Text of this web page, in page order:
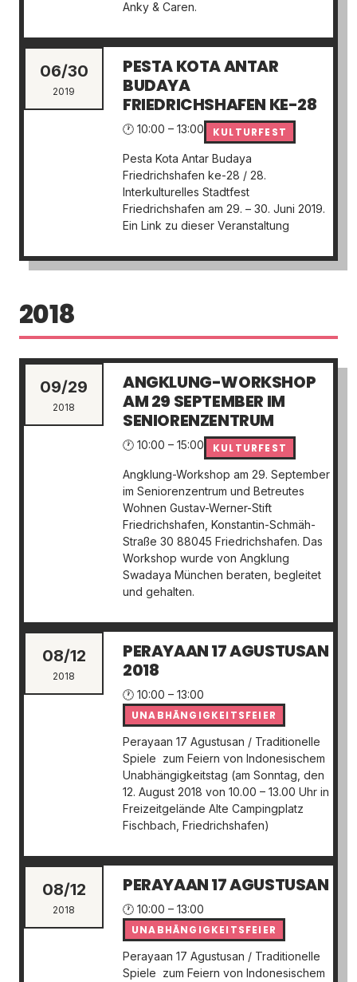
Anky & Caren.
06/30
2019
PESTA KOTA ANTAR
BUDAYA
FRIEDRICHSHAFEN KE-28
🕐 10:00 – 13:00
KULTURFEST
Pesta Kota Antar Budaya
Friedrichshafen ke-28 / 28.
Interkulturelles Stadtfest
Friedrichshafen am 29. – 30. Juni 2019.
Ein Link zu dieser Veranstaltung
2018
09/29
2018
ANGKLUNG-WORKSHOP
AM 29 SEPTEMBER IM
SENIORENZENTRUM
🕐 10:00 – 15:00
KULTURFEST
Angklung-Workshop am 29. September
im Seniorenzentrum und Betreutes
Wohnen Gustav-Werner-Stift
Friedrichshafen, Konstantin-Schmäh-
Straße 30 88045 Friedrichshafen. Das
Workshop wurde von Angklung
Swadaya München beraten, begleitet
und gehalten.
08/12
2018
PERAYAAN 17 AGUSTUSAN
2018
🕐 10:00 – 13:00
UNABHÄNGIGKEITSFEIER
Perayaan 17 Agustusan / Traditionelle
Spiele zum Feiern von Indonesischem
Unabhängigkeitstag (am Sonntag, den
12. August 2018 von 10.00 – 13.00 Uhr in
Freizeitgelände Alte Campingplatz
Fischbach, Friedrichshafen)
08/12
2018
PERAYAAN 17 AGUSTUSAN
🕐 10:00 – 13:00
UNABHÄNGIGKEITSFEIER
Perayaan 17 Agustusan / Traditionelle
Spiele zum Feiern von Indonesischem